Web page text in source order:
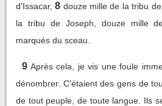
d'Issacar, 8 douze mille de la tribu
la tribu de Joseph, douze mille
marqués du sceau.
9 Après cela, je vis une foule
dénombrer. C'étaient des gens de
de tout peuple, de toute langue. Ils